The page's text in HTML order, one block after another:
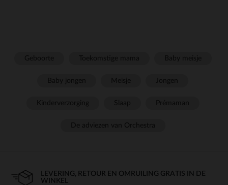
LEVERING, RETOUR EN OMRUILING GRATIS IN DE
WINKEL